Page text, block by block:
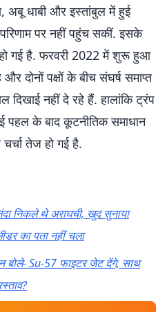
धाबी और इस्तांबुल में हुई
परिणाम पर नहीं पहुंच सकीं. इसके
हो गई है. फरवरी 2022 में शुरू हुआ
दोनों पक्षों के बीच संघर्ष समाप्त
नहीं दे रहे हैं. हालांकि ट्रंप
के बाद कूटनीतिक समाधान
तेज हो गई है.
निकले थे अराघची, खुद सुनाया
का पता नहीं चला
बोले- Su-57 फाइटर जेट देंगे, साथ